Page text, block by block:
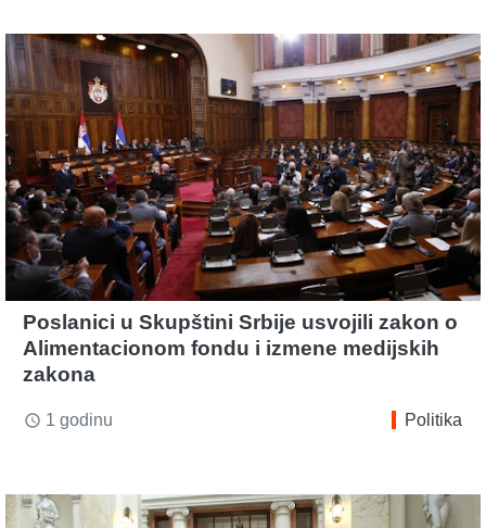
Poslanici u Skupštini Srbije usvojili zakon o
Alimentacionom fondu i izmene medijskih
zakona
access_time 1 godinu Politika